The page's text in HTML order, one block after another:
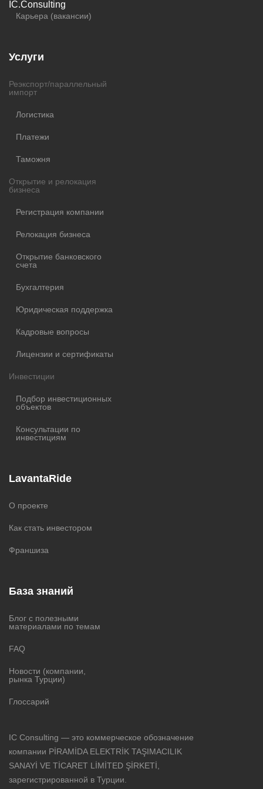
IC Consulting — это коммерческое обозначение
компании PİRAMİDA ELEKTRİK TAŞIMACILIK
SANAYİ VE TİCARET LİMİTED ŞİRKETİ,
зарегистрированной в Турции.
Карьера (вакансии)
Услуги
Реэкспорт/параллельный
импорт
Логистика
Платежи
Таможня
Открытие и релокация
бизнеса
Регистрация компании
Релокация бизнеса
Открытие банковского
счета
Бухгалтерия
Юридическая поддержка
Кадровые вопросы
Лицензии и сертификаты
Инвестиции
Подбор инвестиционных
объектов
Консультации по
инвестициям
LavantaRide
О проекте
Как стать инвестором
Франшиза
База знаний
Блог с полезными
материалами по темам
FAQ
Новости (компании,
рынка Турции)
Глоссарий